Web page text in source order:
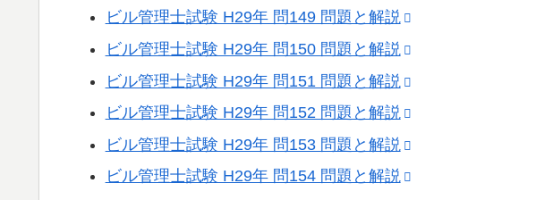
ビル管理士試験 H29年 問149 問題と解説
ビル管理士試験 H29年 問150 問題と解説
ビル管理士試験 H29年 問151 問題と解説
ビル管理士試験 H29年 問152 問題と解説
ビル管理士試験 H29年 問153 問題と解説
ビル管理士試験 H29年 問154 問題と解説